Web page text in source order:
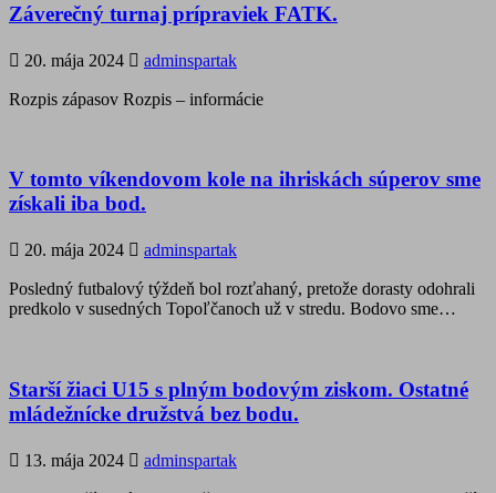
Záverečný turnaj prípraviek FATK.
20. mája 2024 adminspartak
Rozpis zápasov Rozpis – informácie
V tomto víkendovom kole na ihriskách súperov sme
získali iba bod.
20. mája 2024 adminspartak
Posledný futbalový týždeň bol rozťahaný, pretože dorasty odohrali
predkolo v susedných Topoľčanoch už v stredu. Bodovo sme…
Starší žiaci U15 s plným bodovým ziskom. Ostatné
mládežnícke družstvá bez bodu.
13. mája 2024 adminspartak